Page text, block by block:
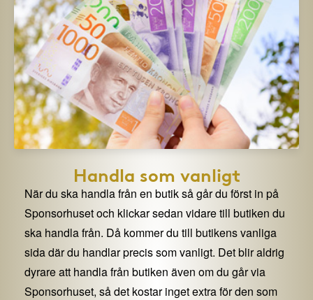
Handla som vanligt
När du ska handla från en butik så går du först in på
Sponsorhuset och klickar sedan vidare till butiken du
ska handla från. Då kommer du till butikens vanliga
sida där du handlar precis som vanligt. Det blir aldrig
dyrare att handla från butiken även om du går via
Sponsorhuset, så det kostar inget extra för den som